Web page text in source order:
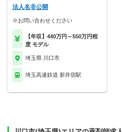
法人名非公開
※お問い合わせください
【年収】440万円～550万円程
度 モデル
埼玉県 川口市
埼玉高速鉄道 新井宿駅